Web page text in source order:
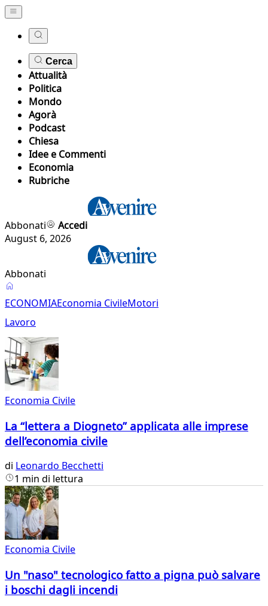
Cerca
Attualità
Politica
Mondo
Agorà
Podcast
Chiesa
Idee e Commenti
Economia
Rubriche
Abbonati
Accedi
August 6, 2026
Abbonati
Economia
Civile
ECONOMIAEconomia CivileMotori
Lavoro
Economia Civile
La “lettera a Diogneto” applicata alle imprese
dell’economia civile
di Leonardo Becchetti
1 min di lettura
Economia Civile
Un "naso" tecnologico fatto a pigna può salvare
i boschi dagli incendi